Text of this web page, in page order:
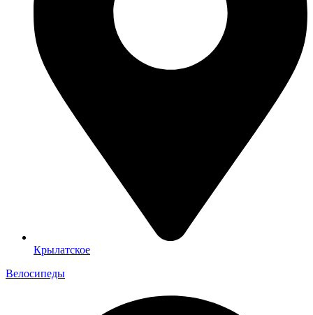
Крылатское
Велосипеды